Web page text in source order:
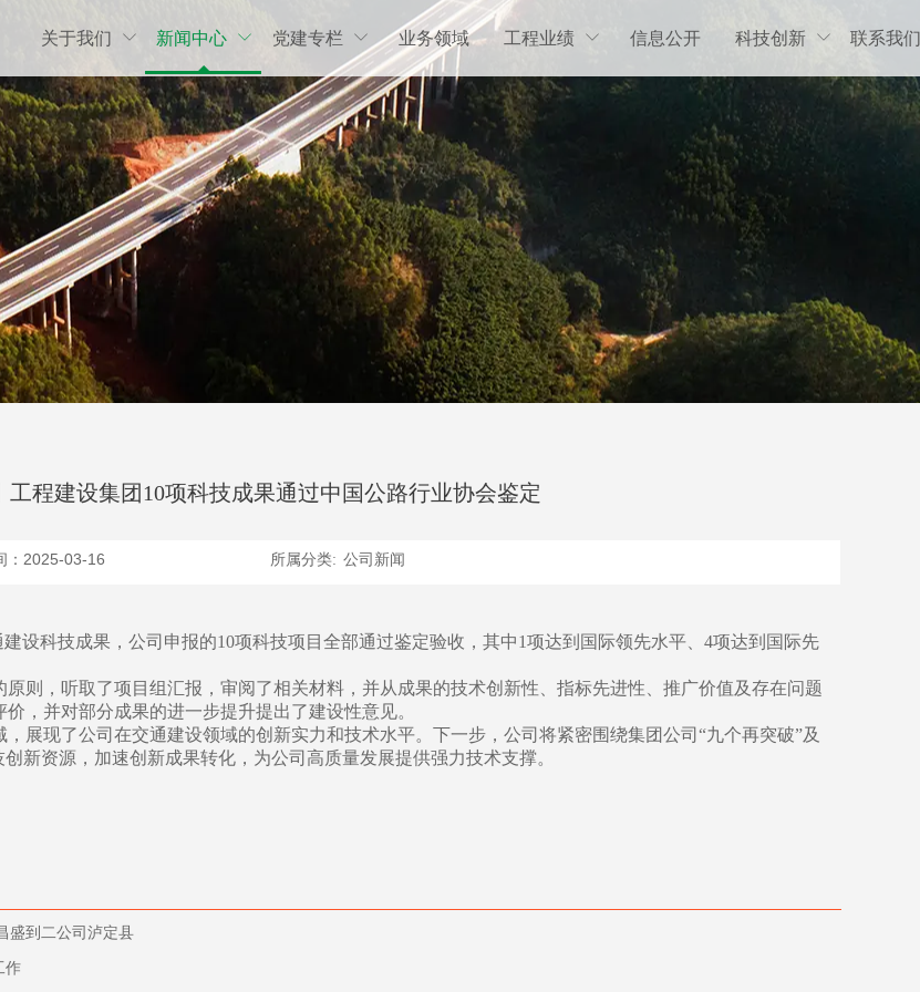
关于我们  新闻中心  党建专栏  业务领域 工程业绩  信息公开 科技创新  联系我们
工程建设集团10项科技成果通过中国公路行业协会鉴定
设科技成果，公司申报的10项科技项目全部通过鉴定验收，其中1项达到国际领先水平、4项达到国际先
则，听取了项目组汇报，审阅了相关材料，并从成果的技术创新性、指标先进性、推广价值及存在问题
，并对部分成果的进一步提升提出了建设性意见。
展现了公司在交通建设领域的创新实力和技术水平。下一步，公司将紧密围绕集团公司“九个再突破”及
新资源，加速创新成果转化，为公司高质量发展提供强力技术支撑。
：2025-03-16 所属分类: 公司新闻
盛到二公司泸定县
作